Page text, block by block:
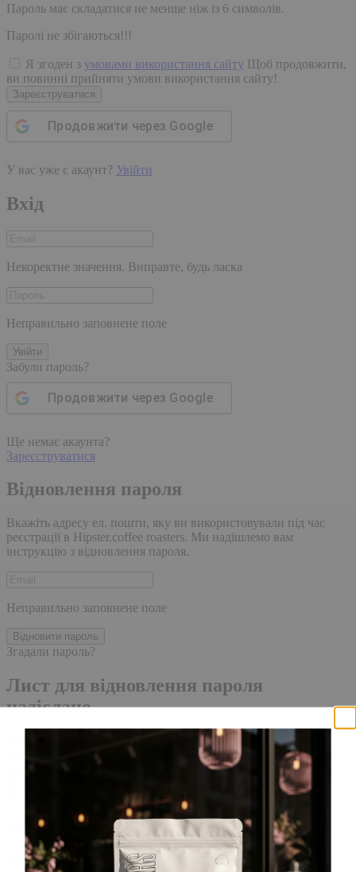
Пароль має складатися не менше ніж із 6 символів.
Паролі не збігаються!!!
Я згоден з умовами використання сайту Щоб продовжити,
ви повинні прийняти умови використання сайту!
Зареєструватися
Продовжити через Google
У вас уже є акаунт? Увійти
Вхід
Некоректне значення. Виправте, будь ласка
Неправильно заповнене поле
Увійти
Забули пароль?
Продовжити через Google
Ще немає акаунта?
Зареєструватися
Відновлення пароля
Вкажіть адресу ел. пошти, яку ви використовували під час
реєстрації в Hipster.coffee roasters. Ми надішлемо вам
інструкцію з відновлення пароля.
Неправильно заповнене поле
Відновити пароль
Згадали пароль?
Лист для відновлення пароля
надіслано.
Лист із посиланням для скидання пароля було надіслано на
адресу електронної пошти, прив'язану до вашого облікового
запису, доставка повідомлення може зайняти кілька хвилин.
Будь ласка, зачекайте щонайменше 10 хвилин, перш ніж
ініціювати ще один запит.
Акаунт створено
Для завершення реєстрації, перейдіть за посиланням у листі,